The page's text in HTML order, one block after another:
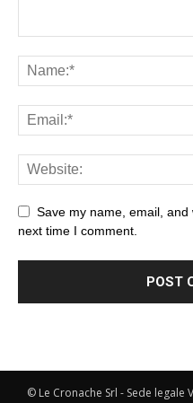
Save my name, email,
next time I comment.
© Le Cronache Srl - Sede legale